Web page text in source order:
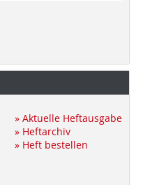
» Aktuelle Heftausgabe
» Heftarchiv
» Heft bestellen